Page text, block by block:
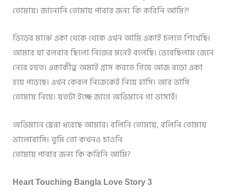
তোমায়। জানোনি তোমায় পাবার জন্য কি করিনি আমি?!
ভিড়ের মাঝে একা থেকে থেকে এখন আমি একাই চলতে শিখেছি।
আমার যা বলবার ছিলো নিজের মনেই বলেছি। ভেবেছিলাম জেনে
নেবে হয়ত। একাকীত্ব অমাই গ্রাস করতে গিয়ে আজ বড়ো একা
হয়ে পড়েছে। এখন কেবল নিজেকেই নিয়ে হাসি। আর ভাসি
তোমায় নিয়ে। যতটা ইচ্ছে জাগে অভিমানে গা ভাসাই।
অভিমানে ঘ্রেন্না ধরেছে আমার। বলিনি তোমায়, বলিনি তোমায়
ভালোবাসি। তুমি তো কখনও চাওনি
তোমায় পাবার জন্য কি করিনি আমি?
Heart Touching Bangla Love Story 3